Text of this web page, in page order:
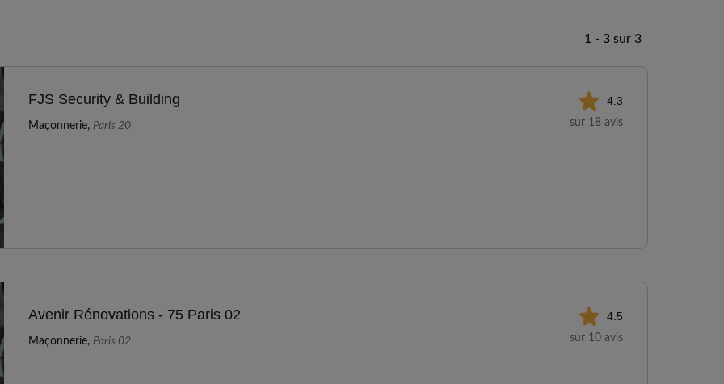
1 - 3 sur 3
FJS Security & Building
Maçonnerie, Paris 20
4.3
sur 18 avis
Avenir Rénovations - 75 Paris 02
Maçonnerie, Paris 02
4.5
sur 10 avis